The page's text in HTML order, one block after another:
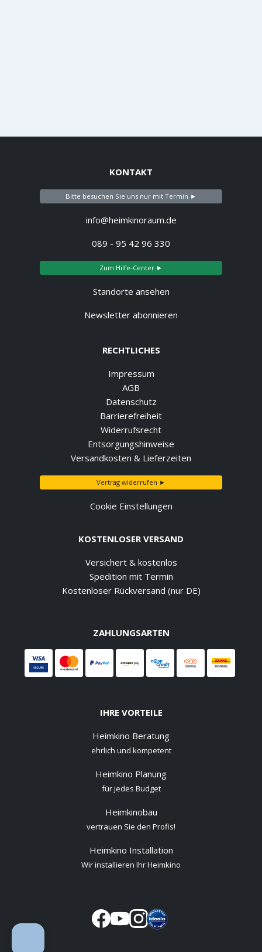
KONTAKT
Bitte besuchen Sie uns nur mit Termin ►
info@heimkinoraum.de
089 - 95 42 96 330
Zum Hilfe-Center ►
Standorte ansehen
Newsletter abonnieren
RECHTLICHES
Impressum
AGB
Datenschutz
Barrierefreiheit
Widerrufsrecht
Entsorgungshinweise
Versandkosten & Lieferzeiten
Vertrag widerrufen ►
Cookie Einstellungen
KOSTENLOSER VERSAND
Versichert & kostenlos
Spedition mit Termin
Kostenloser Rückversand (nur DE)
ZAHLUNGSARTEN
IHRE VORTEILE
Heimkino Beratung
ehrlich und kompetent
Heimkino Planung
für jedes Budget
Heimkinobau
vertrauen Sie den Profis!
Heimkino Installation
Wir installieren Ihr Heimkino